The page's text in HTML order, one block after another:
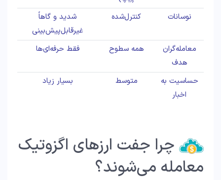
نوسانات
کنترل‌شده
شدید و گاهاً
غیرقابل‌پیش‌بینی
معامله‌گران
هدف
همه سطوح فقط حرفه‌ای‌ها
حساسیت به
اخبار
متوسط بسیار زیاد
چرا جفت ارزهای اگزوتیک
معامله می‌شوند؟